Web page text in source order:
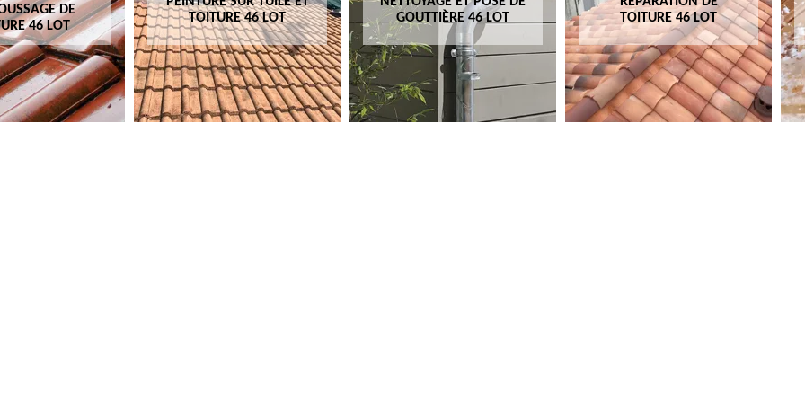
DE
46 LOT
TOITURE 46 LOT
GOUTTIÈRE 46 LOT
TOITURE 46 LOT